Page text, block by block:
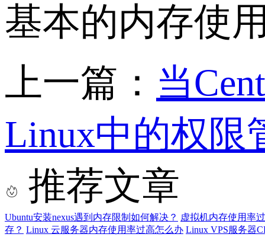
基本的内存使
上一篇： 当
Linux中的权限
推荐文章
Ubuntu安装nexus遇到内存限制如何解决？ 虚拟机内存使用率
存？ Linux 云服务器内存使用率过高怎么办 Linux VPS服务器